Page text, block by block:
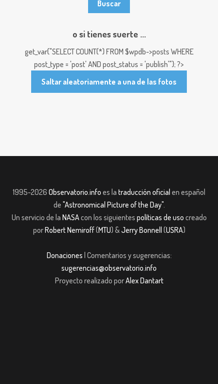
o si tienes suerte ...
get_var("SELECT COUNT(*) FROM $wpdb->posts WHERE
post_type = 'post' AND post_status = 'publish'"); ?>
Saltar aleatoriamente a una de las fotos
1995-2026 Observatorio.info es la traducción oficial en español
de "Astronomical Picture of the Day".
Un servicio de la NASAcon los siguientes políticas de uso creado
porRobert Nemiroff(MTU) &Jerry Bonnell (USRA)
Donaciones | Comentarios y sugerencias:
sugerencias@observatorio.info
Proyecto realizado porAlex Dantart